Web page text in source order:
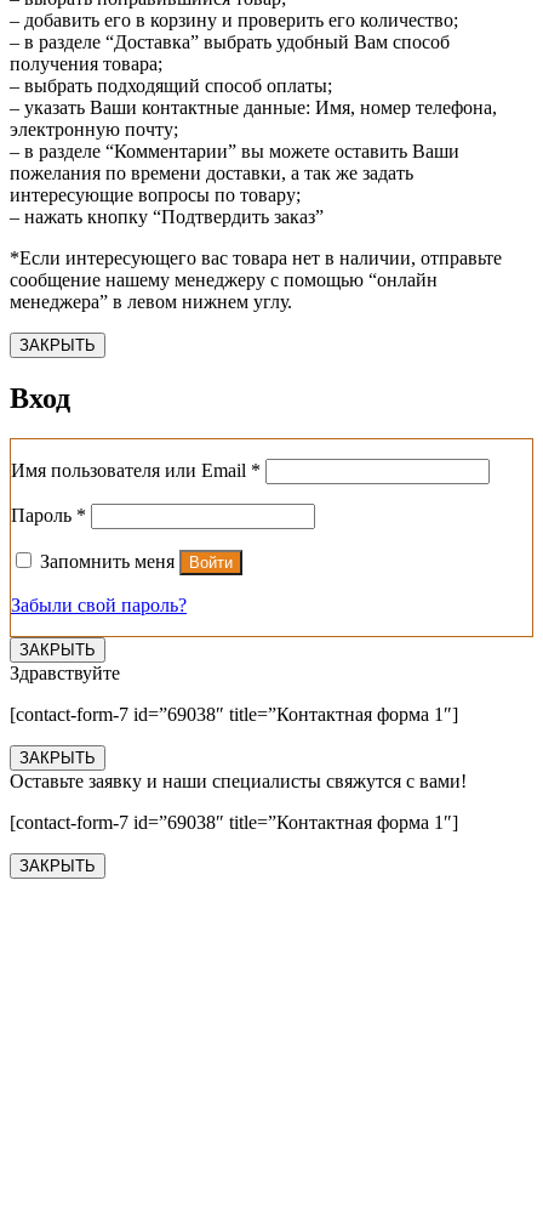
– добавить его в корзину и проверить его количество;
– в разделе “Доставка” выбрать удобный Вам способ
получения товара;
– выбрать подходящий способ оплаты;
– указать Ваши контактные данные: Имя, номер телефона,
электронную почту;
– в разделе “Комментарии” вы можете оставить Ваши
пожелания по времени доставки, а так же задать
интересующие вопросы по товару;
– нажать кнопку “Подтвердить заказ”
*Если интересующего вас товара нет в наличии, отправьте
сообщение нашему менеджеру с помощью “онлайн
менеджера” в левом нижнем углу.
ЗАКРЫТЬ
Вход
Имя пользователя или Email *
Пароль *
Запомнить меня Войти
Забыли свой пароль?
ЗАКРЫТЬ
Здравствуйте
[contact-form-7 id=”69038″ title=”Контактная форма 1″]
ЗАКРЫТЬ
Оставьте заявку и наши специалисты свяжутся с вами!
[contact-form-7 id=”69038″ title=”Контактная форма 1″]
ЗАКРЫТЬ